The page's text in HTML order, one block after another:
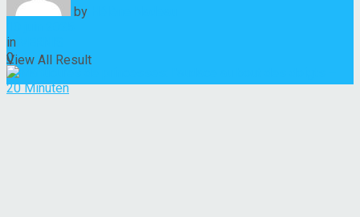
No Result
View All Result
by
in
0